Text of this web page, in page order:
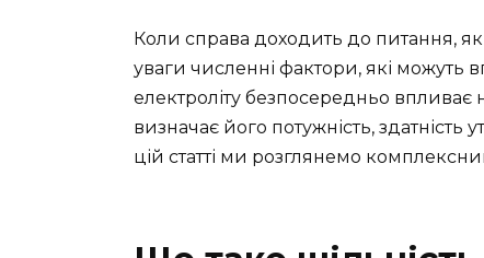
Коли справа доходить до питання, як
уваги численні фактори, які можуть
електроліту безпосередньо впливає
визначає його потужність, здатність
цій статті ми розглянемо